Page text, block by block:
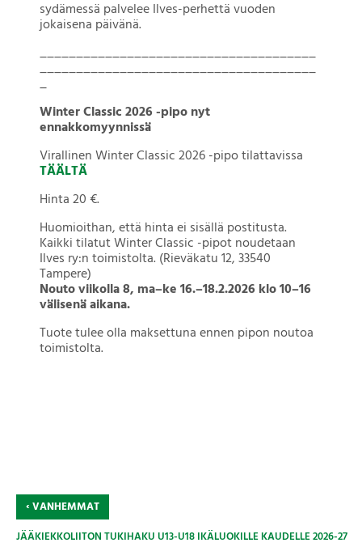
sydämessä palvelee Ilves-perhettä vuoden
jokaisena päivänä.
______________________________________
______________________________________
_
Winter Classic 2026 -pipo nyt
ennakkomyynnissä
Virallinen Winter Classic 2026 -pipo tilattavissa
TÄÄLTÄ
Hinta 20 €.
Huomioithan, että hinta ei sisällä postitusta.
Kaikki tilatut Winter Classic -pipot noudetaan
Ilves ry:n toimistolta. (Rieväkatu 12, 33540
Tampere)
Nouto viikolla 8, ma–ke 16.–18.2.2026 klo 10–16
välisenä aikana.
Tuote tulee olla maksettuna ennen pipon noutoa
toimistolta.
‹VANHEMMAT
JÄÄKIEKKOLIITON TUKIHAKU U13-U18 IKÄLUOKILLE KAUDELLE 2026-27